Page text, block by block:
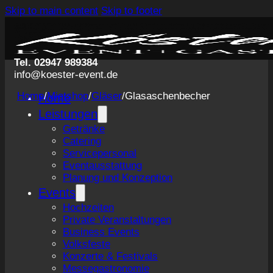
Skip to main content Skip to footer
Tel. 02947 989384
info@koester-event.de
Home
Leistungen
Getränke
Catering
Servicepersonal
Eventausstattung
Planung und Konzeption
Events
Hochzeiten
Private Veranstaltungen
Business Events
Volksfeste
Konzerte & Festivals
Messegastronomie
Home/Mietshop/Gläser/Glasaschenbecher